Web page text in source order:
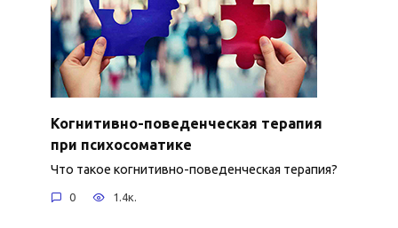
Когнитивно-поведенческая терапия
при психосоматике
Что такое когнитивно-поведенческая терапия?
0 1.4к.